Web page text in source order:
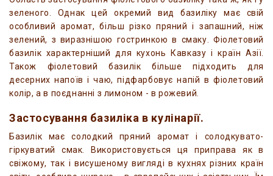
зеленого. Однак цей окремий вид базиліку має свій
особливий аромат, більш різко пряний і запашний, ніж
зелений, з виразнішою гостринкою в смаку. Фіолетовий
базилік характерніший для кухонь Кавказу і країн Азії.
Також фіолетовий базилік більше підходить для
десерних напоїв і чаю, підфарбовує напій в фіолетовий
колір, а в поєднанні з лимоном - в рожевий.
Застосування базиліка в кулінарії.
Базилік має солодкий пряний аромат і солодкувато-
гіркуватий смак. Використовується ця приправа як в
свіжому, так і висушеному вигляді в кухнях різних країн